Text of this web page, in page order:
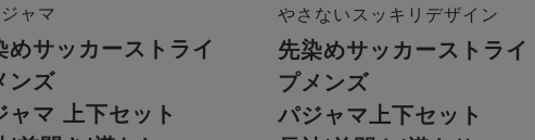
ャマ
めサッカーストライ
ンズ
ャマ 上下セット
やさないスッキリデザイン
先染めサッカーストライ
プメンズ
パジャマ上下セット